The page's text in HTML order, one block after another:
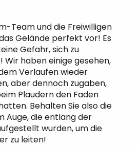
Team und die Freiwilligen
Gelände perfekt vor! Es
Gefahr, sich zu
Wir haben einige gesehen,
Verlaufen wieder
aber dennoch zugaben,
Plaudern den Faden
Behalten Sie also die
Auge, die entlang der
wurden, um die
zu leiten!